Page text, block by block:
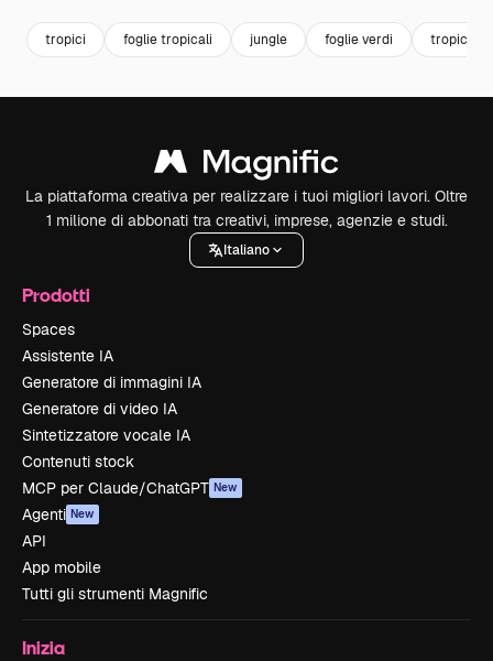
tropici foglie tropicali jungle foglie verdi tropical
La piattaforma creativa per realizzare i tuoi migliori lavori. Oltre
1 milione di abbonati tra creativi, imprese, agenzie e studi.
Italiano
Prodotti
Spaces
Assistente IA
Generatore di immagini IA
Generatore di video IA
Sintetizzatore vocale IA
Contenuti stock
MCP per Claude/ChatGPT New
Agenti New
API
App mobile
Tutti gli strumenti Magnific
Inizia